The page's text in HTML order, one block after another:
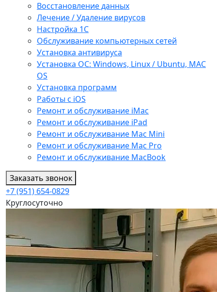
Восстановление данных
Лечение / Удаление вирусов
Настройка 1С
Обслуживание компьютерных сетей
Установка антивируса
Установка ОС: Windows, Linux / Ubuntu, МАС
OS
Установка программ
Работы с iOS
Ремонт и обслуживание iMac
Ремонт и обслуживание iPad
Ремонт и обслуживание Mac Mini
Ремонт и обслуживание Mac Pro
Ремонт и обслуживание MacBook
Заказать звонок
+7 (951) 654-0829
Круглосуточно